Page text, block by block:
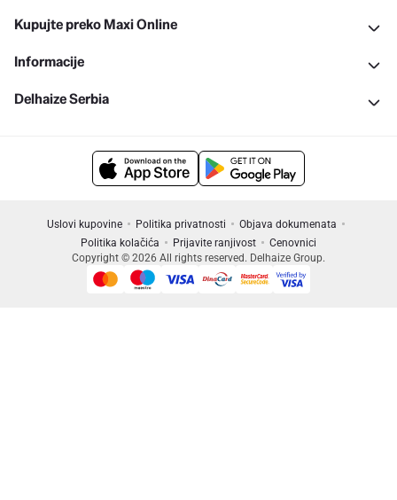
Kupujte preko Maxi Online
Informacije
Delhaize Serbia
Uslovi kupovine Politika privatnosti
Objava dokumenata
Politika kolačića
Prijavite ranjivost
Cenovnici
Copyright © 2026 All rights reserved. Delhaize Group.